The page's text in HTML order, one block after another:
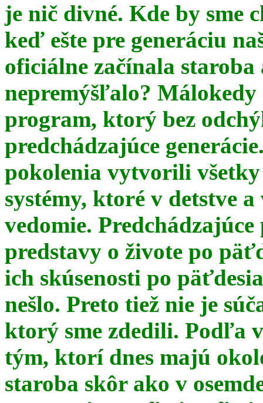
je nič divné. Kde by sme
keď ešte pre generáciu
oficiálne začínala
nepremýšľalo? Málokedy
program, ktorý bez
predchádzajúce
pokolenia vytvorili
systémy, ktoré v detstve
vedomie.
predstavy o živote po
ich skúsenosti po
nešlo. Preto tiež nie je
ktorý sme zdedili. Podľa
tým, ktorí dnes majú
staroba skôr ako v